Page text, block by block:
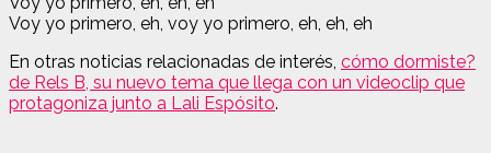
Voy yo primero, eh, voy yo primero, eh, eh, eh
En otras noticias relacionadas de interés, cómo dormiste?
de Rels B, su nuevo tema que llega con un videoclip que
protagoniza junto a Lali Espósito.